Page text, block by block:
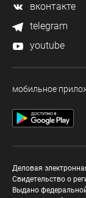
вконтакте
telegram
youtube
мобильное
Деловая
Свидетельство о
Выдано